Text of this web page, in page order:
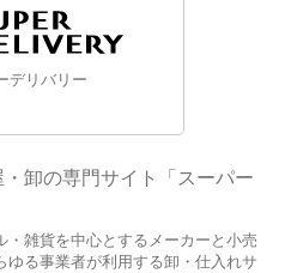
デリバリー
卸の専門サイト「スーパー
・雑貨を中心とするメーカーと小売
る事業者が利用する卸・仕入れサ